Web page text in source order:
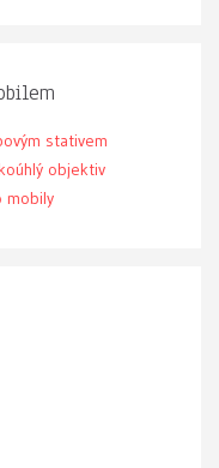
stativem
objektiv
mobily